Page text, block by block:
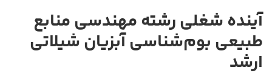
آینده شغلی رشته مهندسی منابع
طبیعی بوم‌شناسی آبزیان شیلاتی
ارشد